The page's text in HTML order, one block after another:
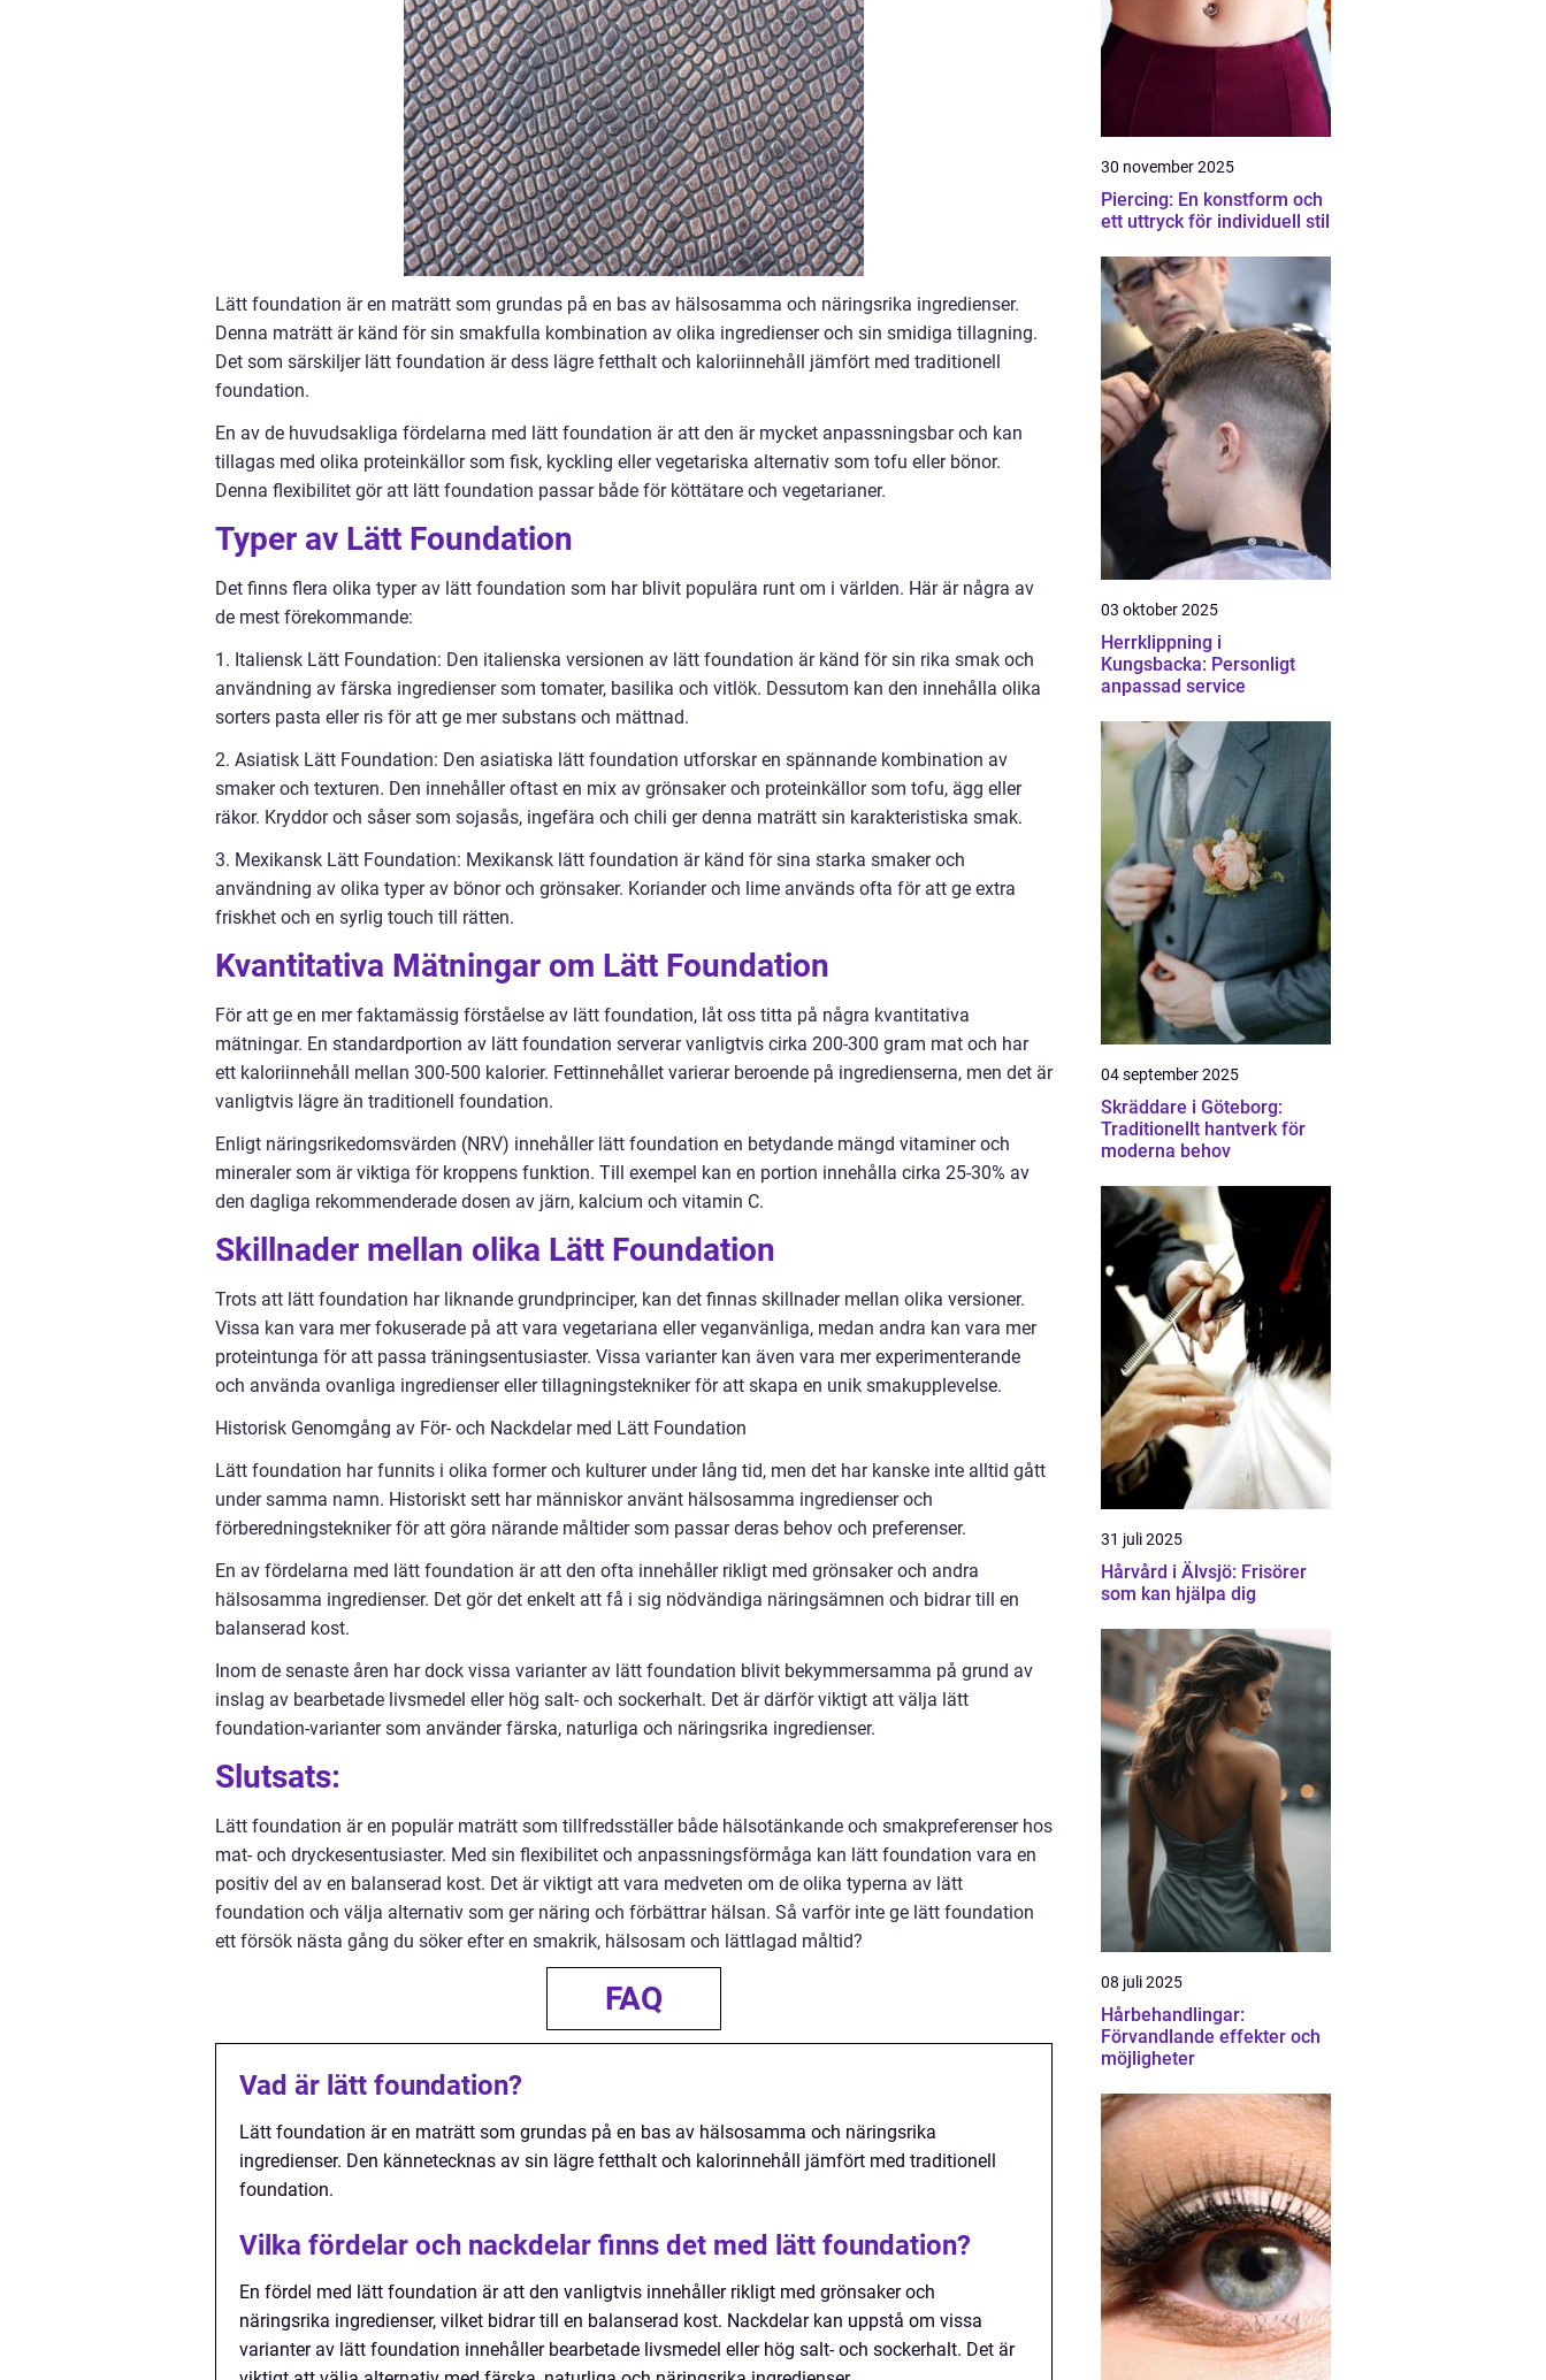
Lätt foundation är en maträtt som grundas på en bas av hälsosamma och näringsrika ingredienser.
Denna maträtt är känd för sin smakfulla kombination av olika ingredienser och sin smidiga tillagning.
Det som särskiljer lätt foundation är dess lägre fetthalt och kaloriinnehåll jämfört med traditionell
foundation.
En av de huvudsakliga fördelarna med lätt foundation är att den är mycket anpassningsbar och kan
tillagas med olika proteinkällor som fisk, kyckling eller vegetariska alternativ som tofu eller bönor.
Denna flexibilitet gör att lätt foundation passar både för köttätare och vegetarianer.
Typer av Lätt Foundation
Det finns flera olika typer av lätt foundation som har blivit populära runt om i världen. Här är några av
de mest förekommande:
1. Italiensk Lätt Foundation: Den italienska versionen av lätt foundation är känd för sin rika smak och
användning av färska ingredienser som tomater, basilika och vitlök. Dessutom kan den innehålla olika
sorters pasta eller ris för att ge mer substans och mättnad.
2. Asiatisk Lätt Foundation: Den asiatiska lätt foundation utforskar en spännande kombination av
smaker och texturen. Den innehåller oftast en mix av grönsaker och proteinkällor som tofu, ägg eller
räkor. Kryddor och såser som sojasås, ingefära och chili ger denna maträtt sin karakteristiska smak.
3. Mexikansk Lätt Foundation: Mexikansk lätt foundation är känd för sina starka smaker och
användning av olika typer av bönor och grönsaker. Koriander och lime används ofta för att ge extra
friskhet och en syrlig touch till rätten.
Kvantitativa Mätningar om Lätt Foundation
För att ge en mer faktamässig förståelse av lätt foundation, låt oss titta på några kvantitativa
mätningar. En standardportion av lätt foundation serverar vanligtvis cirka 200-300 gram mat och har
ett kaloriinnehåll mellan 300-500 kalorier. Fettinnehållet varierar beroende på ingredienserna, men det är
vanligtvis lägre än traditionell foundation.
Enligt näringsrikedomsvärden (NRV) innehåller lätt foundation en betydande mängd vitaminer och
mineraler som är viktiga för kroppens funktion. Till exempel kan en portion innehålla cirka 25-30% av
den dagliga rekommenderade dosen av järn, kalcium och vitamin C.
Skillnader mellan olika Lätt Foundation
Trots att lätt foundation har liknande grundprinciper, kan det finnas skillnader mellan olika versioner.
Vissa kan vara mer fokuserade på att vara vegetariana eller veganvänliga, medan andra kan vara mer
proteintunga för att passa träningsentusiaster. Vissa varianter kan även vara mer experimenterande
och använda ovanliga ingredienser eller tillagningstekniker för att skapa en unik smakupplevelse.
Historisk Genomgång av För- och Nackdelar med Lätt Foundation
Lätt foundation har funnits i olika former och kulturer under lång tid, men det har kanske inte alltid gått
under samma namn. Historiskt sett har människor använt hälsosamma ingredienser och
förberedningstekniker för att göra närande måltider som passar deras behov och preferenser.
En av fördelarna med lätt foundation är att den ofta innehåller rikligt med grönsaker och andra
hälsosamma ingredienser. Det gör det enkelt att få i sig nödvändiga näringsämnen och bidrar till en
balanserad kost.
Inom de senaste åren har dock vissa varianter av lätt foundation blivit bekymmersamma på grund av
inslag av bearbetade livsmedel eller hög salt- och sockerhalt. Det är därför viktigt att välja lätt
foundation-varianter som använder färska, naturliga och näringsrika ingredienser.
Slutsats:
Lätt foundation är en populär maträtt som tillfredsställer både hälsotänkande och smakpreferenser hos
mat- och dryckesentusiaster. Med sin flexibilitet och anpassningsförmåga kan lätt foundation vara en
positiv del av en balanserad kost. Det är viktigt att vara medveten om de olika typerna av lätt
foundation och välja alternativ som ger näring och förbättrar hälsan. Så varför inte ge lätt foundation
ett försök nästa gång du söker efter en smakrik, hälsosam och lättlagad måltid?
FAQ
Vad är lätt foundation?
Lätt foundation är en maträtt som grundas på en bas av hälsosamma och näringsrika
ingredienser. Den kännetecknas av sin lägre fetthalt och kalorinnehåll jämfört med traditionell
foundation.
Vilka fördelar och nackdelar finns det med lätt foundation?
En fördel med lätt foundation är att den vanligtvis innehåller rikligt med grönsaker och
näringsrika ingredienser, vilket bidrar till en balanserad kost. Nackdelar kan uppstå om vissa
varianter av lätt foundation innehåller bearbetade livsmedel eller hög salt- och sockerhalt. Det är
30 november 2025
Piercing: En konstform och
ett uttryck för individuell stil
03 oktober 2025
Herrklippning i
Kungsbacka: Personligt
anpassad service
04 september 2025
Skräddare i Göteborg:
Traditionellt hantverk för
moderna behov
31 juli 2025
Hårvård i Älvsjö: Frisörer
som kan hjälpa dig
08 juli 2025
Hårbehandlingar:
Förvandlande effekter och
möjligheter